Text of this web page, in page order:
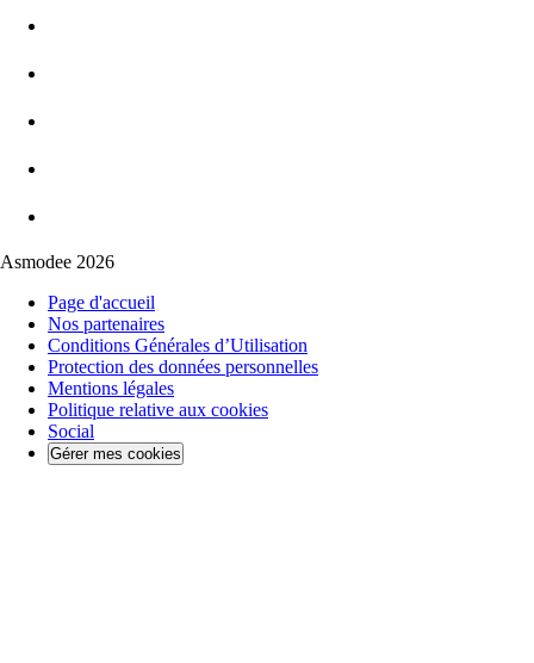
Asmodee 2026
Page d'accueil
Nos partenaires
Conditions Générales d’Utilisation
Protection des données personnelles
Mentions légales
Politique relative aux cookies
Social
Gérer mes cookies